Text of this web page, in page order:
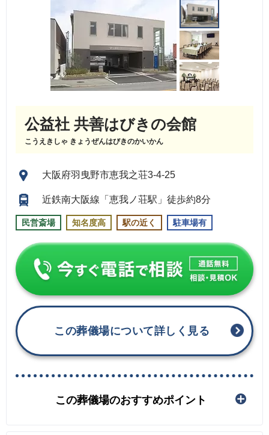
公益社 共善はびきの会館
こうえきしゃ きょうぜんはびきのかいかん
大阪府羽曳野市恵我之荘3-4-25
近鉄南大阪線「恵我ノ荘駅」徒歩約8分
民営斎場 知名度高 駅の近く 駐車場有
この葬儀場について詳しく見る
この葬儀場のおすすめポイント